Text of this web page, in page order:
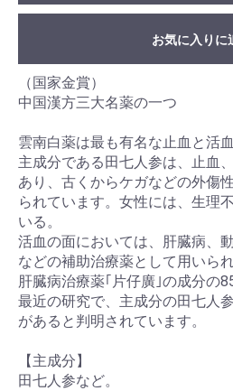
お気に入りに
（国家金賞）
中国漢方三大名薬の一つ
雲南白薬は最も有名な止血と活
主成分である田七人参は、止血
あり、古くからケガなどの外傷
られています。女性には、生理
いる。
活血の面においては、肝臓病、
などの補助治療薬として用いら
肝臓病治療薬｢片仔廣｣の成分の
最近の研究で、主成分の田七人
があると判明されています。
【主成分】
田七人参など。